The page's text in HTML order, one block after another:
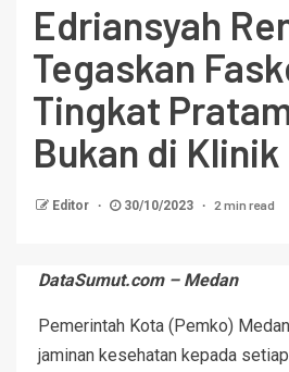
Edriansyah
Tegaskan
Tingkat
Bukan di Klinik
Editor 30/10/2023 2 min read
DataSumut.com – Medan
Pemerintah Kota (Pemko)
jaminan kesehatan kepada